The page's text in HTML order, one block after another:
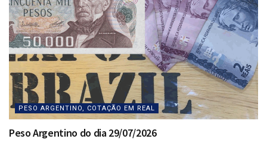
PESO ARGENTINO, COTAÇÃO EM REAL
Peso Argentino do dia 29/07/2026